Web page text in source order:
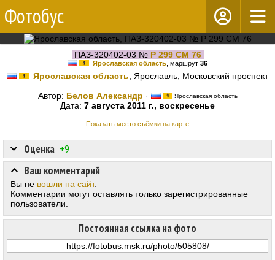
Фотобус
ПАЗ-320402-03 № Р 299 СМ 76
Ярославская область , маршрут 36
Ярославская область , Ярославль, Московский проспект
Автор: Белов Александр · Ярославская область
Дата: 7 августа 2011 г., воскресенье
Показать место съёмки на карте
Оценка +9
Постоянная ссылка на фото
Ваш комментарий
Вы не вошли на сайт.
Комментарии могут оставлять только зарегистрированные
пользователи.